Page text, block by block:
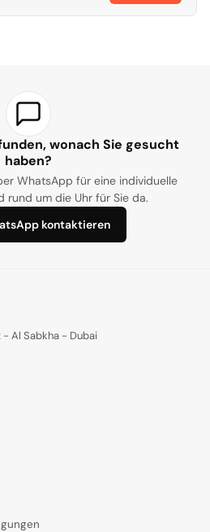
wonach Sie gesucht
haben?
WhatsApp für eine individuelle
rund um die Uhr für Sie da.
kontaktieren
- Al Sabkha - Dubai